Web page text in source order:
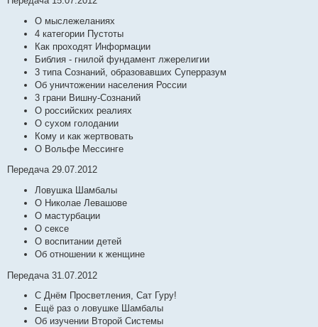
О мыслежеланиях
4 категории Пустоты
Как проходят Информации
Библия - гнилой фундамент лжерелигии
3 типа Сознаний, образовавших Суперразум
Об уничтожении населения России
3 грани Вишну-Сознаний
О российских реалиях
О сухом голодании
Кому и как жертвовать
О Вольфе Мессинге
Передача 29.07.2012
Ловушка Шамбалы
О Николае Левашове
О мастурбации
О сексе
О воспитании детей
Об отношении к женщине
Передача 31.07.2012
С Днём Просветления, Сат Гуру!
Ещё раз о ловушке Шамбалы
Об изучении Второй Системы